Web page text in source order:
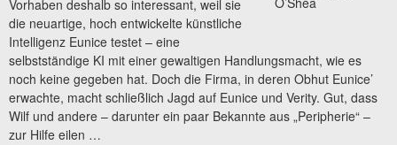
Vorhaben deshalb so interessant, weil sie
die neuartige, hoch entwickelte künstliche
Intelligenz Eunice testet – eine
selbstständige KI mit einer gewaltigen Handlungsmacht, wie es
noch keine gegeben hat. Doch die Firma, in deren Obhut Eunice’
erwachte, macht schließlich Jagd auf Eunice und Verity. Gut, dass
Wilf und andere – darunter ein paar Bekannte aus „Peripherie“ –
zur Hilfe eilen …